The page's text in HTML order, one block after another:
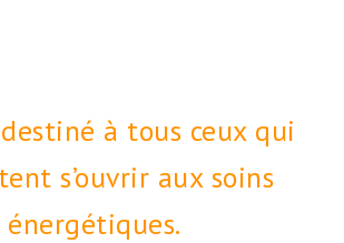
à tous ceux qui
s’ouvrir aux soins
énergétiques.